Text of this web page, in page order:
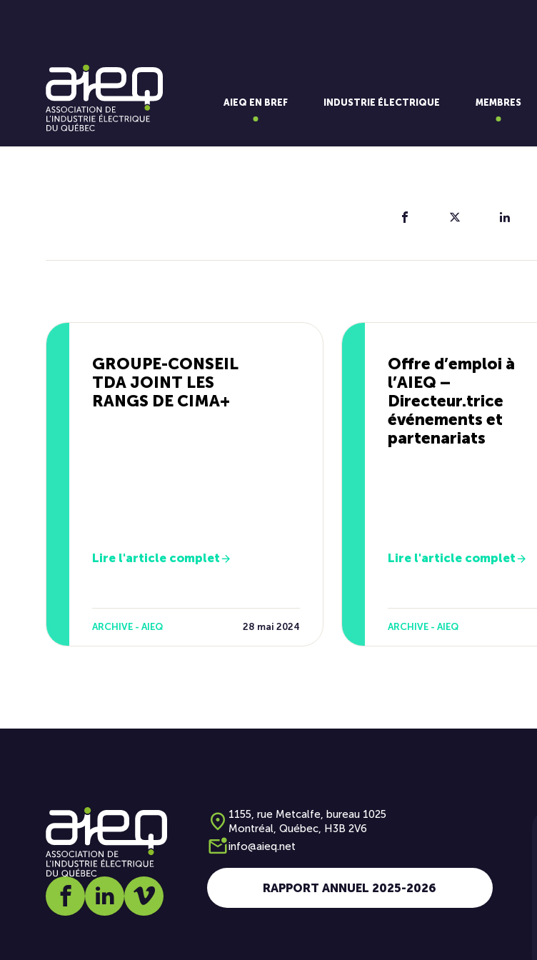
AIEQ EN BREF INDUSTRIE ÉLECTRIQUE MEMBRES
GROUPE-CONSEIL
TDA JOINT LES
RANGS DE CIMA+
Lire l'article complet
ARCHIVE - AIEQ 28 mai 2024
Offre d’emploi à
l’AIEQ –
Directeur.trice
événements et
partenariats
Lire l'article complet
ARCHIVE - AIEQ
Social media link icon-facebook
Social media link icon-linkedin
Social media link icon-vimeo
1155, rue Metcalfe, bureau 1025
Montréal, Québec, H3B 2V6
info@aieq.net
RAPPORT ANNUEL 2025-2026